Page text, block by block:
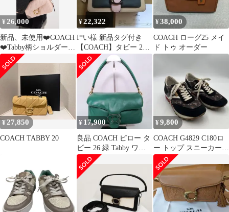
¥ 26,000
新品、未使用❤️COACH
❤️Tabby柄ショルダーバ
ッグ26 インチキルテ
pink
¥22,322
I*い様 新品タグ付き
【COACH】タビー 26
本体＋ショートストラ
ップのみ
¥38,000
COACH ローグ25 メイ
ド トゥ オーダー
¥27,850
COACH TABBY 20
¥ 17,900
良品 COACH ピロー タ
ビー 26 緑 Tabby ワン
ショルダー
¥9,800
COACH G4829 C180ロ
ー トップ スニーカー
26.0cm